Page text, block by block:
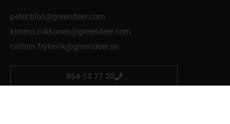
peter.blixt@greendeer.com
kimmo.rokkonen@greendeer.com
cathrin.frykevik@greendeer.se
054-13 77 20